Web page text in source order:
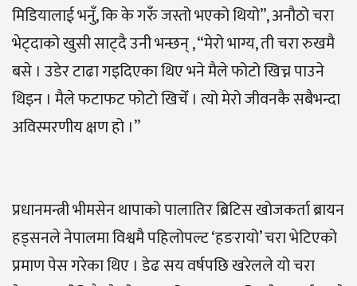
मिडियालाई भनुँ, कि के गरुँ जस्तो भएको थियो”, अनौठो चरा
भेट्दाको खुसी साट्दै उनी भन्छन् , “मेरो भाग्य, ती चरा रुखमै
बसे । उडेर टाढा गइदिएका थिए भने मैले फोटो खिच्न पाउने
थिइन । मैले फटाफट फोटो खिचेँ । त्यो मेरो जीवनकै सबैभन्दा
अविस्मरणीय क्षण हो ।”
प्रधानमन्त्री भीमसेन थापाको पालातिर ब्रिटिस खोजकर्ता ब्रायन
हड्सनले नेपालमा विश्वमै पहिलोपल्ट ‘हङरायो’ चरा भेटिएको
प्रमाण पेस गरेका थिए । डेढ सय वर्षपछि खरेलले यो चरा